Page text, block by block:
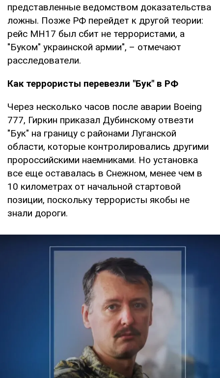
представленные ведомством доказательства
ложны. Позже РФ перейдет к другой теории:
рейс MH17 был сбит не террористами, а
"Буком" украинской армии", – отмечают
расследователи.
Как террористы перевезли "Бук" в РФ
Через несколько часов после аварии Boeing
777, Гиркин приказал Дубинскому отвезти
"Бук" на границу с районами Луганской
области, которые контролировались другими
пророссийскими наемниками. Но установка
все еще оставалась в Снежном, менее чем в
10 километрах от начальной стартовой
позиции, поскольку террористы якобы не
знали дороги.